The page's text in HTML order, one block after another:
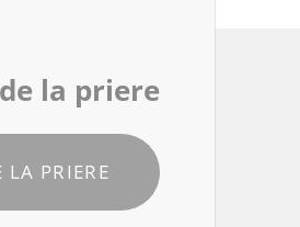
la priere
LA PRIERE